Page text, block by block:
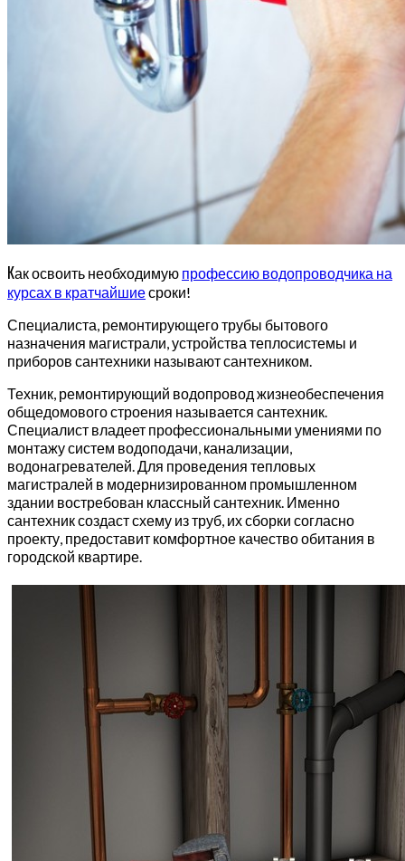
Как освоить необходимую профессию водопроводчика на
курсах в кратчайшиесроки!
Специалиста, ремонтирующего трубы бытового
назначения магистрали, устройства теплосистемы и
приборов сантехники называют сантехником.
Техник, ремонтирующий водопровод жизнеобеспечения
общедомового строения называется сантехник.
Специалист владеет профессиональными умениями по
монтажу систем водоподачи, канализации,
водонагревателей. Для проведения тепловых
магистралей в модернизированном промышленном
здании востребован классный сантехник. Именно
сантехник создаст схему из труб, их сборки согласно
проекту, предоставит комфортное качество обитания в
городской квартире.